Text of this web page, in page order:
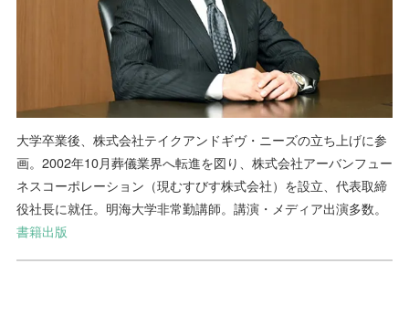
大学卒業後、株式会社テイクアンドギヴ・ニーズの立ち上げに参
画。2002年10月葬儀業界へ転進を図り、株式会社アーバンフュー
ネスコーポレーション（現むすびす株式会社）を設立、代表取締
役社長に就任。明海大学非常勤講師。講演・メディア出演多数。
書籍出版